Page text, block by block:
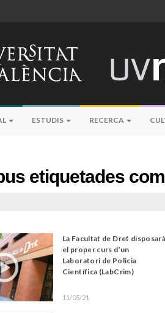
ESTUDIS RECERCA
etiquetades
La Facultat de Dret disposarà
el proper curs d’un
Laboratori de Policia
Científica (LabCrim)
11/05/21